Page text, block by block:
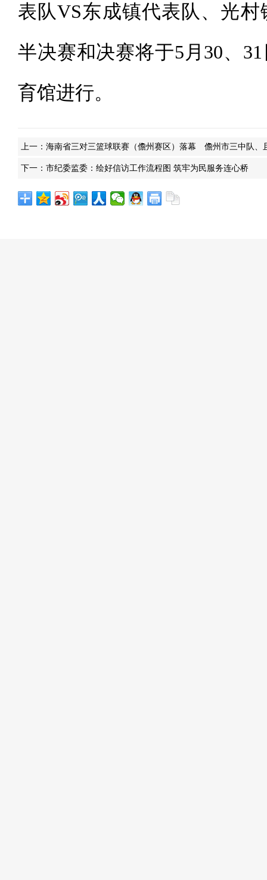
表队VS东成镇代表队、光
半决赛和决赛将于5月30、
育馆进行。
上一： 海南省三对三篮球联赛（儋州赛区）落幕 儋州市三中队、
下一： 市纪委监委：绘好信访工作流程图 筑牢为民服务连心桥